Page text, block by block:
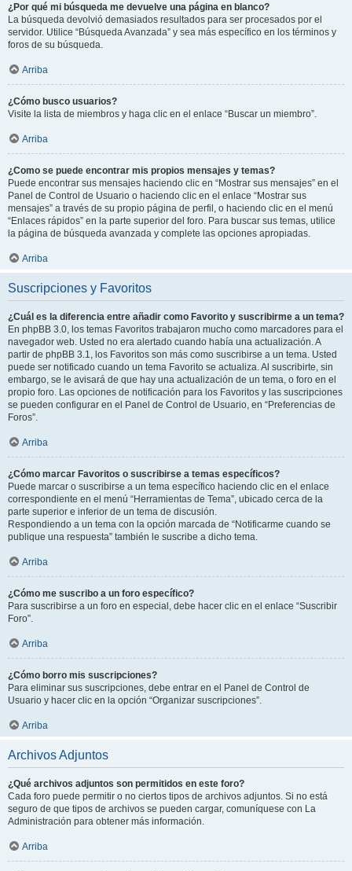
¿Por qué mi búsqueda me devuelve una página en blanco?
La búsqueda devolvió demasiados resultados para ser procesados por el
servidor. Utilice “Búsqueda Avanzada” y sea más específico en los términos y
foros de su búsqueda.
Arriba
¿Cómo busco usuarios?
Visite la lista de miembros y haga clic en el enlace “Buscar un miembro”.
Arriba
¿Como se puede encontrar mis propios mensajes y temas?
Puede encontrar sus mensajes haciendo clic en “Mostrar sus mensajes” en el
Panel de Control de Usuario o haciendo clic en el enlace “Mostrar sus
mensajes” a través de su propio página de perfil, o haciendo clic en el menú
“Enlaces rápidos” en la parte superior del foro. Para buscar sus temas, utilice
la página de búsqueda avanzada y complete las opciones apropiadas.
Arriba
Suscripciones y Favoritos
¿Cuál es la diferencia entre añadir como Favorito y suscribirme a un tema?
En phpBB 3.0, los temas Favoritos trabajaron mucho como marcadores para el
navegador web. Usted no era alertado cuando había una actualización. A
partir de phpBB 3.1, los Favoritos son más como suscribirse a un tema. Usted
puede ser notificado cuando un tema Favorito se actualiza. Al suscribirte, sin
embargo, se le avisará de que hay una actualización de un tema, o foro en el
propio foro. Las opciones de notificación para los Favoritos y las suscripciones
se pueden configurar en el Panel de Control de Usuario, en “Preferencias de
Foros”.
Arriba
¿Cómo marcar Favoritos o suscribirse a temas específicos?
Puede marcar o suscribirse a un tema específico haciendo clic en el enlace
correspondiente en el menú “Herramientas de Tema”, ubicado cerca de la
parte superior e inferior de un tema de discusión.
Respondiendo a un tema con la opción marcada de “Notificarme cuando se
publique una respuesta” también le suscribe a dicho tema.
Arriba
¿Cómo me suscribo a un foro específico?
Para suscribirse a un foro en especial, debe hacer clic en el enlace “Suscribir
Foro”.
Arriba
¿Cómo borro mis suscripciones?
Para eliminar sus suscripciones, debe entrar en el Panel de Control de
Usuario y hacer clic en la opción “Organizar suscripciones”.
Arriba
Archivos Adjuntos
¿Qué archivos adjuntos son permitidos en este foro?
Cada foro puede permitir o no ciertos tipos de archivos adjuntos. Si no está
seguro de que tipos de archivos se pueden cargar, comuníquese con La
Administración para obtener más información.
Arriba